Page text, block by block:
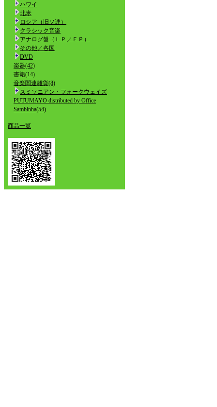
ハワイ
北米
ロシア（旧ソ連）
クラシック音楽
アナログ盤（ＬＰ／ＥＰ）
その他／各国
DVD
楽器(42)
書籍(14)
音楽関連雑貨(8)
スミソニアン・フォークウェイズ
PUTUMAYO distributed by Office
Sambinha(54)
商品一覧